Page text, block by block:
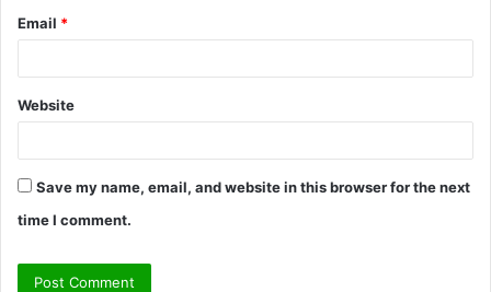
Email *
Website
Save my name, email, and website in this browser for the next
time I comment.